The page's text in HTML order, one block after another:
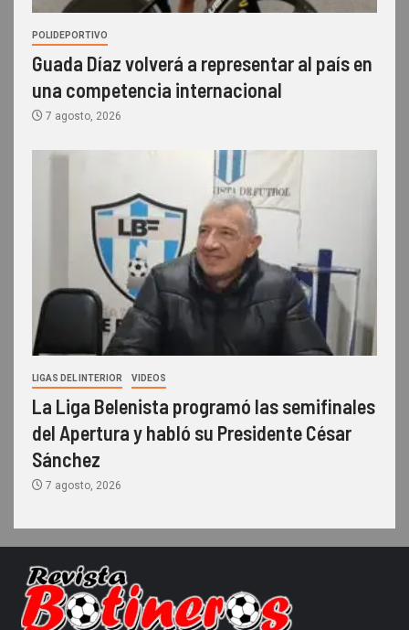
POLIDEPORTIVO
Guada Díaz volverá a representar al país en
una competencia internacional
7 agosto, 2026
LIGAS DEL INTERIOR VIDEOS
La Liga Belenista programó las semifinales
del Apertura y habló su Presidente César
Sánchez
7 agosto, 2026